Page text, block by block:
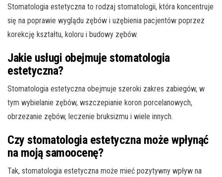
Stomatologia estetyczna to rodzaj stomatologii, która koncentruje
się na poprawie wyglądu zębów i uzębienia pacjentów poprzez
korekcję kształtu, koloru i budowy zębów.
Jakie usługi obejmuje stomatologia
estetyczna?
Stomatologia estetyczna obejmuje szeroki zakres zabiegów, w
tym wybielanie zębów, wszczepianie koron porcelanowych,
obrzezanie zębów, leczenie bruksizmu i wiele innych.
Czy stomatologia estetyczna może wpłynąć
na moją samoocenę?
Tak, stomatologia estetyczna może mieć pozytywny wpływ na